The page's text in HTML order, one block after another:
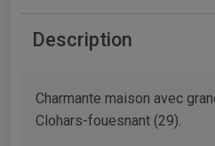
Description
Charmante maison avec
Clohars-fouesnant (29).